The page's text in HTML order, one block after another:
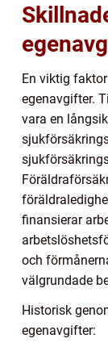
En viktig
egenavgifter.
vara en
finansierar
och
välgrundade
Historisk
egenavgifter: